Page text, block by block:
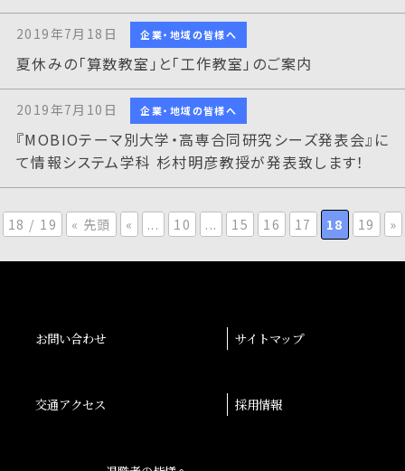
2019年7月18日 企業・地域の皆様へ
夏休みの「算数教室」と「工作教室」のご案内
2019年7月10日 企業・地域の皆様へ
『MOBIOテーマ別大学・高専合同研究シーズ発表会』に
て情報システム学科 杉村明彦教授が発表致します！
18 / 19 « 先頭 « ... 10 ... 15 16 17 18 19 »
お問い合わせ サイトマップ
交通アクセス 採用情報